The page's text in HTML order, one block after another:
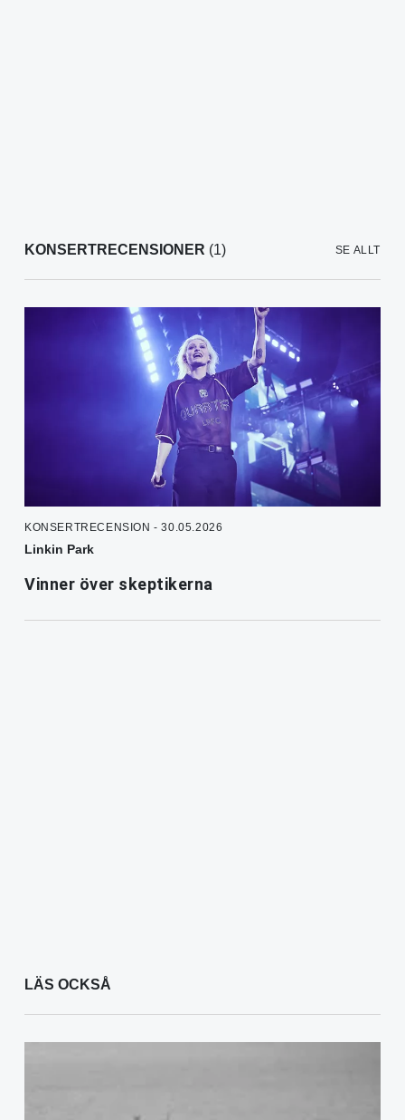
KONSERTRECENSIONER (1) SE ALLT
KONSERTRECENSION - 30.05.2026
Linkin Park
Vinner över skeptikerna
LÄS OCKSÅ